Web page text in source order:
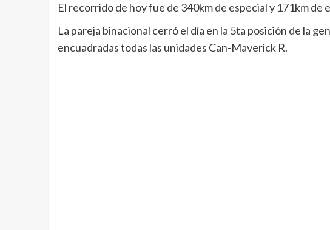
El recorrido de hoy fue de 340km de especial y 171km de
La pareja binacional cerró el día en la 5ta posición de la
encuadradas todas las unidades Can-Maverick R.